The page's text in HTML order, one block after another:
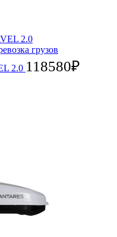
грузов
2.0 118580₽